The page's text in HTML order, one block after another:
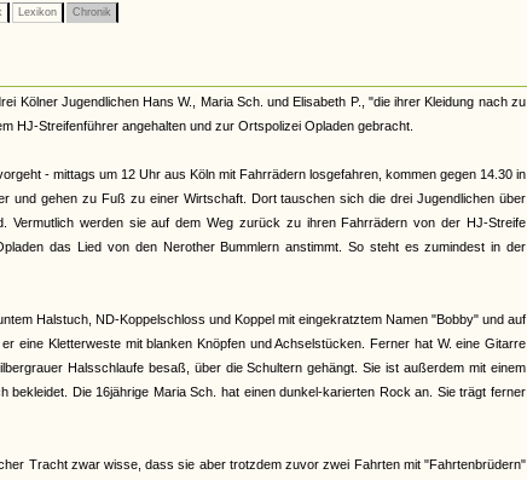
Lexikon Chronik
Kölner Jugendlichen Hans W., Maria Sch. und Elisabeth P., "die ihrer Kleidung nach zu
HJ-Streifenführer angehalten und zur Ortspolizei Opladen gebracht.
- mittags um 12 Uhr aus Köln mit Fahrrädern losgefahren, kommen gegen 14.30 in
und gehen zu Fuß zu einer Wirtschaft. Dort tauschen sich die drei Jugendlichen über
Vermutlich werden sie auf dem Weg zurück zu ihren Fahrrädern von der HJ-Streife
das Lied von den Nerother Bummlern anstimmt. So steht es zumindest in der
Halstuch, ND-Koppelschloss und Koppel mit eingekratztem Namen "Bobby" und auf
eine Kletterweste mit blanken Knöpfen und Achselstücken. Ferner hat W. eine Gitarre
Halsschlaufe besaß, über die Schultern gehängt. Sie ist außerdem mit einem
Die 16jährige Maria Sch. hat einen dunkel-karierten Rock an. Sie trägt ferner
Tracht zwar wisse, dass sie aber trotzdem zuvor zwei Fahrten mit "Fahrtenbrüdern"